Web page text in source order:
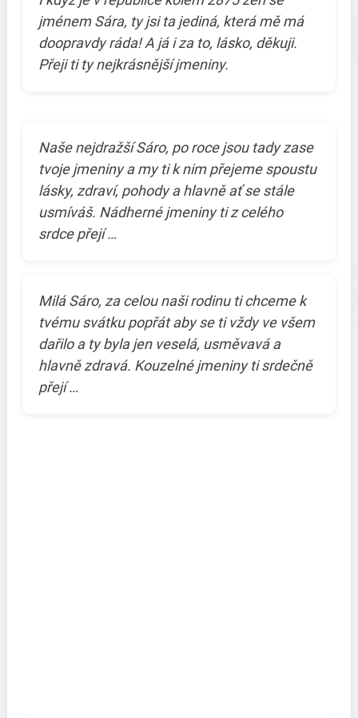
jménem Sára, ty jsi ta jediná, která mě má
doopravdy ráda! A já i za to, lásko, děkuji.
Přeji ti ty nejkrásnější jmeniny.
Naše nejdražší Sáro, po roce jsou tady zase
tvoje jmeniny a my ti k nim přejeme spoustu
lásky, zdraví, pohody a hlavně ať se stále
usmíváš. Nádherné jmeniny ti z celého
srdce přejí …
Milá Sáro, za celou naši rodinu ti chceme k
tvému svátku popřát aby se ti vždy ve všem
dařilo a ty byla jen veselá, usměvavá a
hlavně zdravá. Kouzelné jmeniny ti srdečně
přejí …